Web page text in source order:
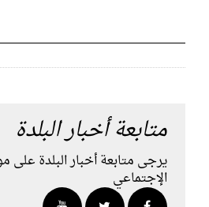
متابعة أخبار البلدة
يرجى متابعة أخبار البلدة على
الإجتماعي